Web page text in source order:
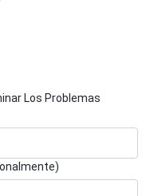
Los Problemas